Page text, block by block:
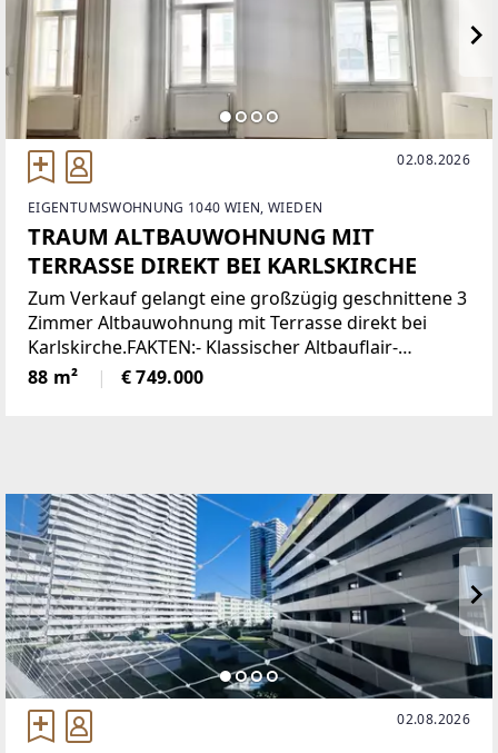
02.08.2026
EIGENTUMSWOHNUNG 1040 WIEN, WIEDEN
TRAUM ALTBAUWOHNUNG MIT
TERRASSE DIREKT BEI KARLSKIRCHE
Zum Verkauf gelangt eine großzügig geschnittene 3
Zimmer Altbauwohnung mit Terrasse direkt bei
Karlskirche.FAKTEN:- Klassischer Altbauflair-
Wohnfläche ca. 88 m2- 3 Zimmer- Terrasse ca. 13
m2- im Hochparterre- Gasetagenheizung-
88 m² € 749.000
02.08.2026